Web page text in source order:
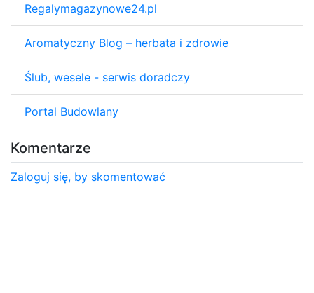
Regalymagazynowe24.pl
Aromatyczny Blog – herbata i zdrowie
Ślub, wesele - serwis doradczy
Portal Budowlany
Komentarze
Zaloguj się, by skomentować